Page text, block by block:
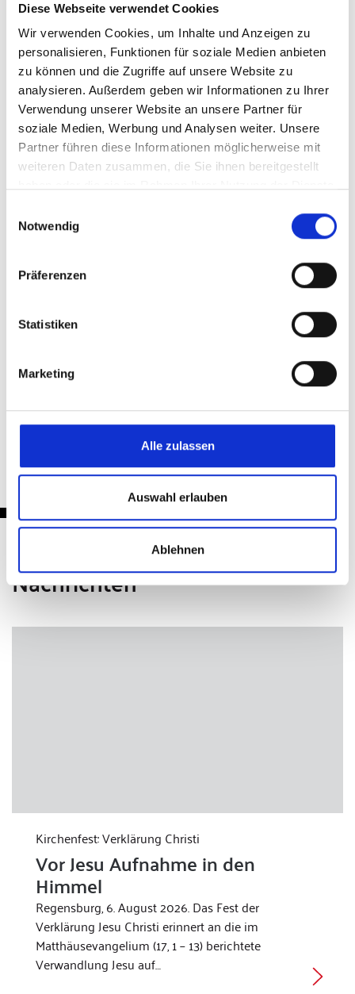
Diese Webseite verwendet Cookies
Wir verwenden Cookies, um Inhalte und Anzeigen zu
personalisieren, Funktionen für soziale Medien anbieten
zu können und die Zugriffe auf unsere Website zu
analysieren. Außerdem geben wir Informationen zu Ihrer
Verwendung unserer Website an unsere Partner für
soziale Medien, Werbung und Analysen weiter. Unsere
Partner führen diese Informationen möglicherweise mit
weiteren Daten zusammen, die Sie ihnen bereitgestellt
Notwendig
Präferenzen
Statistiken
Marketing
Alle zulassen
Auswahl erlauben
Ablehnen
aller Musikinstrumente, das tiefste und höchste, das lauteste
und leiseste. Deutschland zählt zu den wichtigsten Ländern
für die Weiterentwicklung des Orgelbaus und der
Orgelmusik weltweit. Beides wurde vor drei Jahren von der
UNESCO als Immaterielles Kulturerbe der Menschheit
anerkannt. Gründe genug, die Orgel ein Jahr lang in all ihrer
Vielfalt in Liturgie und Konzert zu feiern. Leider machte die
Corona-Pandemie den angedachten Aktionen in vielfacher
Hinsicht einen Strich durch die Rechnung, und so konnten
viele Konzerte und Infoveranstaltungen wie z.B. „Orgel-
Zurück
Nachrichten
Kirchenfest: Verklärung Christi
Vor Jesu Aufnahme in den
Himmel
Regensburg, 6. August 2026. Das Fest der
Verklärung Jesu Christi erinnert an die im
Matthäusevangelium (17, 1 – 13) berichtete
Verwandlung Jesu auf…